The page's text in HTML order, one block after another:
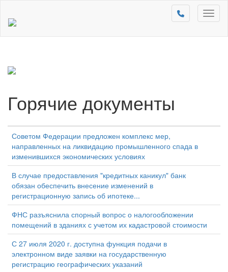
Горячие документы
Советом Федерации предложен комплекс мер,
направленных на ликвидацию промышленного спада в
изменившихся экономических условиях
В случае предоставления "кредитных каникул" банк
обязан обеспечить внесение изменений в
регистрационную запись об ипотеке...
ФНС разъяснила спорный вопрос о налогообложении
помещений в зданиях с учетом их кадастровой стоимости
С 27 июля 2020 г. доступна функция подачи в
электронном виде заявки на государственную
регистрацию географических указаний